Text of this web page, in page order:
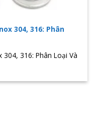
304, 316: Phân
304, 316: Phân Loại Và